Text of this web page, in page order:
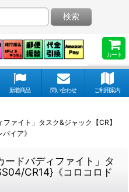
カート
検索
新着商品 問い合わせ ご利用案内
ァイト」タスク&ジャック【CR】
イア》
ードバディファイト」タ
CR14}《コロコロド